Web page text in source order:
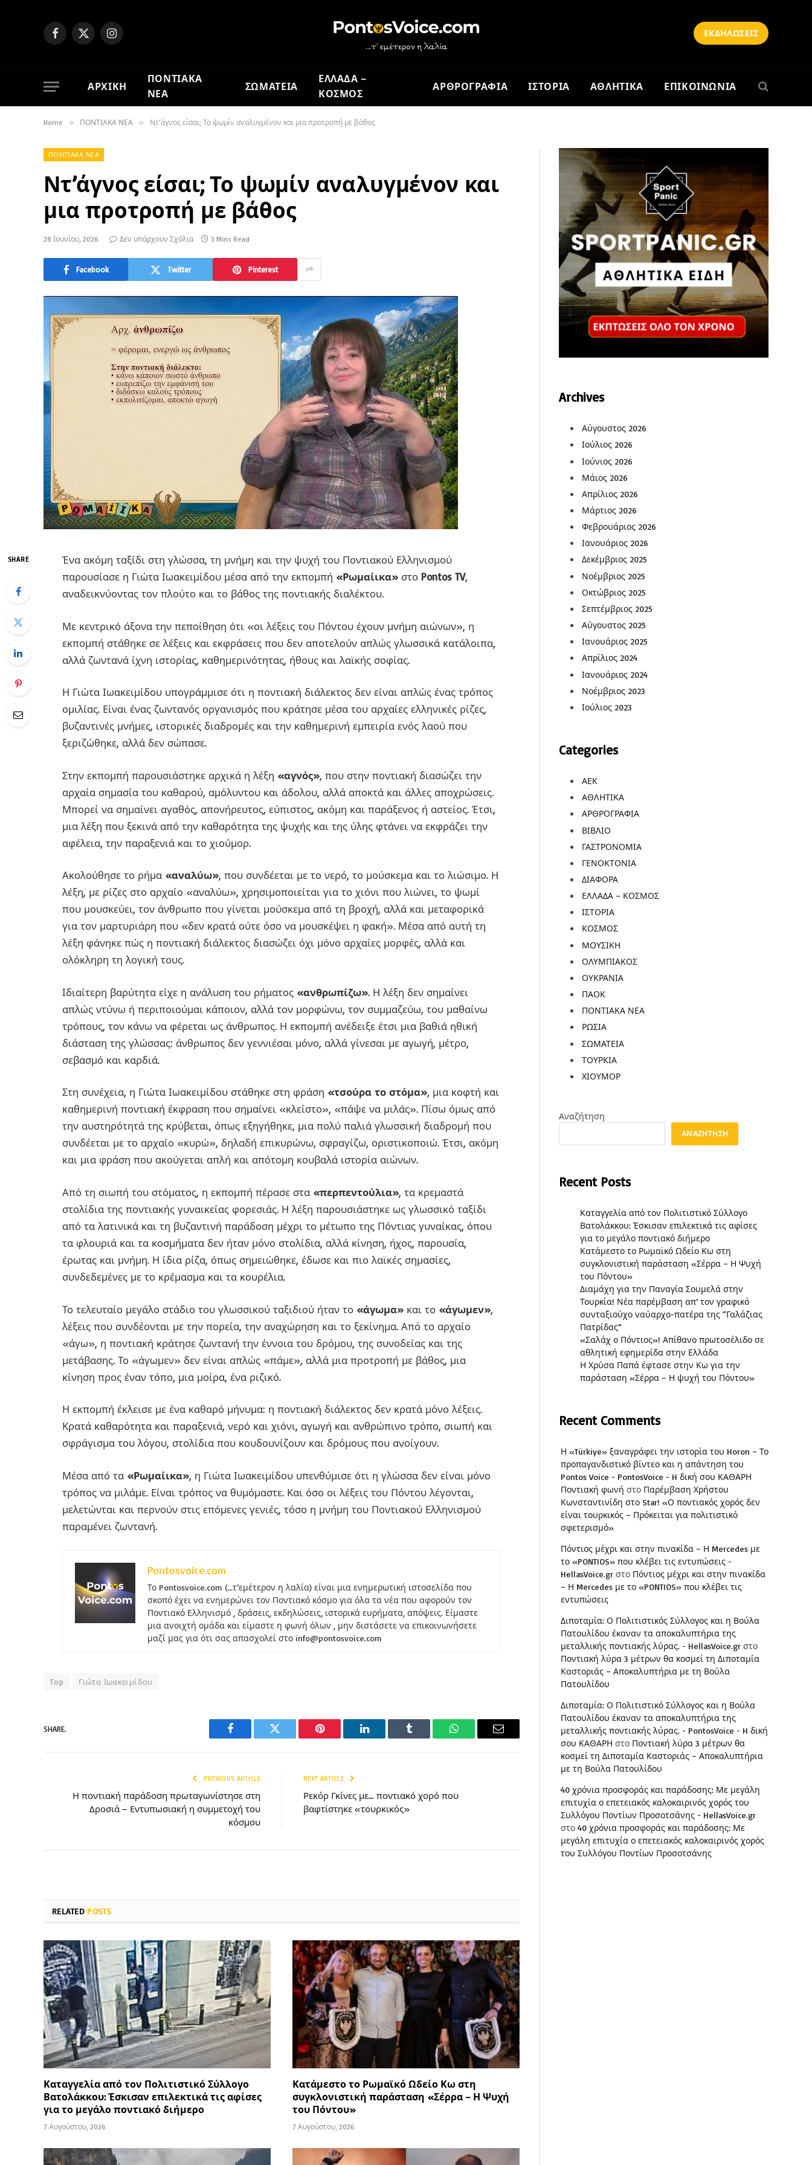
Facebook
X
Instagram
ΕΚΔΗΛΩΣΕΙΣ
ΑΡΧΙΚΗ
ΠΟΝΤΙΑΚΑ
ΝΕΑ
ΣΩΜΑΤΕΙΑ
ΕΛΛΑΔΑ –
ΚΟΣΜΟΣ
ΑΡΘΡΟΓΡΑΦΙΑ ΙΣΤΟΡΙΑ ΑΘΛΗΤΙΚΑ ΕΠΙΚΟΙΝΩΝΙΑ
Home » ΠΟΝΤΙΑΚΑ ΝΕΑ » Ντ’άγνος είσαι; Το ψωμίν αναλυγμένον και μια προτροπή με βάθος
ΠΟΝΤΙΑΚΑ ΝΕΑ
Ντ’άγνος είσαι; Το ψωμίν αναλυγμένον και
μια προτροπή με βάθος
28 Ιουνίου, 2026 Δεν υπάρχουν Σχόλια 3 Mins Read
Facebook Twitter Pinterest
SHARE
Ένα ακόμη ταξίδι στη γλώσσα, τη μνήμη και την ψυχή του Ποντιακού Ελληνισμού
παρουσίασε η Γιώτα Ιωακειμίδου μέσα από την εκπομπή «Ρωμαίικα» στο Pontos TV,
αναδεικνύοντας τον πλούτο και το βάθος της ποντιακής διαλέκτου.
Με κεντρικό άξονα την πεποίθηση ότι «οι λέξεις του Πόντου έχουν μνήμη αιώνων», η
εκπομπή στάθηκε σε λέξεις και εκφράσεις που δεν αποτελούν απλώς γλωσσικά κατάλοιπα,
αλλά ζωντανά ίχνη ιστορίας, καθημερινότητας, ήθους και λαϊκής σοφίας.
Η Γιώτα Ιωακειμίδου υπογράμμισε ότι η ποντιακή διάλεκτος δεν είναι απλώς ένας τρόπος
ομιλίας. Είναι ένας ζωντανός οργανισμός που κράτησε μέσα του αρχαίες ελληνικές ρίζες,
βυζαντινές μνήμες, ιστορικές διαδρομές και την καθημερινή εμπειρία ενός λαού που
ξεριζώθηκε, αλλά δεν σώπασε.
Στην εκπομπή παρουσιάστηκε αρχικά η λέξη «αγνός», που στην ποντιακή διασώζει την
αρχαία σημασία του καθαρού, αμόλυντου και άδολου, αλλά αποκτά και άλλες αποχρώσεις.
Μπορεί να σημαίνει αγαθός, απονήρευτος, εύπιστος, ακόμη και παράξενος ή αστείος. Έτσι,
μια λέξη που ξεκινά από την καθαρότητα της ψυχής και της ύλης φτάνει να εκφράζει την
αφέλεια, την παραξενιά και το χιούμορ.
Ακολούθησε το ρήμα «αναλύω», που συνδέεται με το νερό, το μούσκεμα και το λιώσιμο. Η
λέξη, με ρίζες στο αρχαίο «αναλύω», χρησιμοποιείται για το χιόνι που λιώνει, το ψωμί
που μουσκεύει, τον άνθρωπο που γίνεται μούσκεμα από τη βροχή, αλλά και μεταφορικά
για τον μαρτυριάρη που «δεν κρατά ούτε όσο να μουσκέψει η φακή». Μέσα από αυτή τη
λέξη φάνηκε πώς η ποντιακή διάλεκτος διασώζει όχι μόνο αρχαίες μορφές, αλλά και
ολόκληρη τη λογική τους.
Ιδιαίτερη βαρύτητα είχε η ανάλυση του ρήματος «ανθρωπίζω». Η λέξη δεν σημαίνει
απλώς ντύνω ή περιποιούμαι κάποιον, αλλά τον μορφώνω, τον συμμαζεύω, του μαθαίνω
τρόπους, τον κάνω να φέρεται ως άνθρωπος. Η εκπομπή ανέδειξε έτσι μια βαθιά ηθική
διάσταση της γλώσσας: άνθρωπος δεν γεννιέσαι μόνο, αλλά γίνεσαι με αγωγή, μέτρο,
σεβασμό και καρδιά.
Στη συνέχεια, η Γιώτα Ιωακειμίδου στάθηκε στη φράση «τσούρα το στόμα», μια κοφτή και
καθημερινή ποντιακή έκφραση που σημαίνει «κλείστο», «πάψε να μιλάς». Πίσω όμως από
την αυστηρότητά της κρύβεται, όπως εξηγήθηκε, μια πολύ παλιά γλωσσική διαδρομή που
συνδέεται με το αρχαίο «κυρώ», δηλαδή επικυρώνω, σφραγίζω, οριστικοποιώ. Έτσι, ακόμη
και μια φράση που ακούγεται απλή και απότομη κουβαλά ιστορία αιώνων.
Από τη σιωπή του στόματος, η εκπομπή πέρασε στα «περπεντούλια», τα κρεμαστά
στολίδια της ποντιακής γυναικείας φορεσιάς. Η λέξη παρουσιάστηκε ως γλωσσικό ταξίδι
από τα λατινικά και τη βυζαντινή παράδοση μέχρι το μέτωπο της Πόντιας γυναίκας, όπου
τα φλουριά και τα κοσμήματα δεν ήταν μόνο στολίδια, αλλά κίνηση, ήχος, παρουσία,
έρωτας και μνήμη. Η ίδια ρίζα, όπως σημειώθηκε, έδωσε και πιο λαϊκές σημασίες,
συνδεδεμένες με το κρέμασμα και τα κουρέλια.
Το τελευταίο μεγάλο στάδιο του γλωσσικού ταξιδιού ήταν το «άγωμα» και το «άγωμεν»,
λέξεις που συνδέονται με την πορεία, την αναχώρηση και το ξεκίνημα. Από το αρχαίο
«άγω», η ποντιακή κράτησε ζωντανή την έννοια του δρόμου, της συνοδείας και της
μετάβασης. Το «άγωμεν» δεν είναι απλώς «πάμε», αλλά μια προτροπή με βάθος, μια
κίνηση προς έναν τόπο, μια μοίρα, ένα ριζικό.
Η εκπομπή έκλεισε με ένα καθαρό μήνυμα: η ποντιακή διάλεκτος δεν κρατά μόνο λέξεις.
Κρατά καθαρότητα και παραξενιά, νερό και χιόνι, αγωγή και ανθρώπινο τρόπο, σιωπή και
σφράγισμα του λόγου, στολίδια που κουδουνίζουν και δρόμους που ανοίγουν.
Μέσα από τα «Ρωμαίικα», η Γιώτα Ιωακειμίδου υπενθύμισε ότι η γλώσσα δεν είναι μόνο
τρόπος να μιλάμε. Είναι τρόπος να θυμόμαστε. Και όσο οι λέξεις του Πόντου λέγονται,
μελετώνται και περνούν στις επόμενες γενιές, τόσο η μνήμη του Ποντιακού Ελληνισμού
παραμένει ζωντανή.
Pontosvoice.com
Το Pontosvoice.com (…τ’εμέτερον η λαλία) είναι μια ενημερωτική ιστοσελίδα που
σκοπό έχει να ενημερώνει τον Ποντιακό κόσμο για όλα τα νέα που αφορούν τον
Ποντιακό Ελληνισμό , δράσεις, εκδηλώσεις, ιστορικά ευρήματα, απόψεις. Είμαστε
μια ανοιχτή ομάδα και είμαστε η φωνή όλων , μην διστάσετε να επικοινωνήσετε
μαζί μας για ότι σας απασχολεί στο info@pontosvoice.com
Top Γιώτα Ιωακειμίδου
SHARE.
Facebook Twitter Pinterest LinkedIn Tumblr WhatsAppEmail
PREVIOUS ARTICLE
Η ποντιακή παράδοση πρωταγωνίστησε στη
Δροσιά – Εντυπωσιακή η συμμετοχή του
κόσμου
NEXT ARTICLE
Ρεκόρ Γκίνες με… ποντιακό χορό που
βαφτίστηκε «τουρκικός»
RELATED POSTS
Καταγγελία από τον Πολιτιστικό Σύλλογο
Βατολάκκου: Έσκισαν επιλεκτικά τις αφίσες
για το μεγάλο ποντιακό διήμερο
7 Αυγούστου, 2026
Κατάμεστο το Ρωμαϊκό Ωδείο Κω στη
συγκλονιστική παράσταση «Σέρρα – Η Ψυχή
του Πόντου»
7 Αυγούστου, 2026
Archives
Αύγουστος 2026
Ιούλιος 2026
Ιούνιος 2026
Μάιος 2026
Απρίλιος 2026
Μάρτιος 2026
Φεβρουάριος 2026
Ιανουάριος 2026
Δεκέμβριος 2025
Νοέμβριος 2025
Οκτώβριος 2025
Σεπτέμβριος 2025
Αύγουστος 2025
Ιανουάριος 2025
Απρίλιος 2024
Ιανουάριος 2024
Νοέμβριος 2023
Ιούλιος 2023
Categories
ΑΕΚ
ΑΘΛΗΤΙΚΑ
ΑΡΘΡΟΓΡΑΦΙΑ
ΒΙΒΛΙΟ
ΓΑΣΤΡΟΝΟΜΙΑ
ΓΕΝΟΚΤΟΝΙΑ
ΔΙΑΦΟΡΑ
ΕΛΛΑΔΑ – ΚΟΣΜΟΣ
ΙΣΤΟΡΙΑ
ΚΟΣΜΟΣ
ΜΟΥΣΙΚΗ
ΟΛΥΜΠΙΑΚΟΣ
ΟΥΚΡΑΝΙΑ
ΠΑΟΚ
ΠΟΝΤΙΑΚΑ ΝΕΑ
ΡΩΣΙΑ
ΣΩΜΑΤΕΙΑ
ΤΟΥΡΚΙΑ
ΧΙΟΥΜΟΡ
Αναζήτηση
ΑΝΑΖΉΤΗΣΗ
Recent Posts
Καταγγελία από τον Πολιτιστικό Σύλλογο
Βατολάκκου: Έσκισαν επιλεκτικά τις αφίσες
για το μεγάλο ποντιακό διήμερο
Κατάμεστο το Ρωμαϊκό Ωδείο Κω στη
συγκλονιστική παράσταση «Σέρρα – Η Ψυχή
του Πόντου»
Διαμάχη για την Παναγία Σουμελά στην
Τουρκία! Νέα παρέμβαση απ’ τον γραφικό
συνταξιούχο ναύαρχο-πατέρα της “Γαλάζιας
Πατρίδας”
«Σαλάχ ο Πόντιος»! Απίθανο πρωτοσέλιδο σε
αθλητική εφημερίδα στην Ελλάδα
Η Χρύσα Παπά έφτασε στην Κω για την
παράσταση «Σέρρα – Η ψυχή του Πόντου»
Recent Comments
Η «Türkiye» ξαναγράφει την ιστορία του Horon – Το
προπαγανδιστικό βίντεο και η απάντηση του
Pontos Voice - PontosVoice - H δική σου ΚΑΘΑΡΗ
Ποντιακή φωνή στο Παρέμβαση Χρήστου
Κωνσταντινίδη στο Star! «Ο ποντιακός χορός δεν
είναι τουρκικός – Πρόκειται για πολιτιστικό
σφετερισμό»
Πόντιος μέχρι και στην πινακίδα – Η Mercedes με
το «PONTIOS» που κλέβει τις εντυπώσεις -
HellasVoice.gr στο Πόντιος μέχρι και στην πινακίδα
– Η Mercedes με το «PONTIOS» που κλέβει τις
εντυπώσεις
Διποταμία: Ο Πολιτιστικός Σύλλογος και η Βούλα
Πατουλίδου έκαναν τα αποκαλυπτήρια της
μεταλλικής ποντιακής λύρας. - HellasVoice.gr στο
Ποντιακή λύρα 3 μέτρων θα κοσμεί τη Διποταμία
Καστοριάς – Αποκαλυπτήρια με τη Βούλα
Πατουλίδου
Διποταμία: Ο Πολιτιστικό Σύλλογος και η Βούλα
Πατουλίδου έκαναν τα αποκαλυπτήρια της
μεταλλικής ποντιακής λύρας. - PontosVoice - H δική
σου ΚΑΘΑΡΗ στο Ποντιακή λύρα 3 μέτρων θα
κοσμεί τη Διποταμία Καστοριάς – Αποκαλυπτήρια
με τη Βούλα Πατουλίδου
40 χρόνια προσφοράς και παράδοσης: Με μεγάλη
επιτυχία ο επετειακός καλοκαιρινός χορός του
Συλλόγου Ποντίων Προσοτσάνης - HellasVoice.gr
στο 40 χρόνια προσφοράς και παράδοσης: Με
μεγάλη επιτυχία ο επετειακός καλοκαιρινός χορός
του Συλλόγου Ποντίων Προσοτσάνης